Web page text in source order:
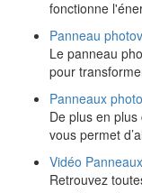
fonctionne
Panneau
Le panneau
pour
Panneaux
De plus en
vous permet
Vidéo
Retrouvez